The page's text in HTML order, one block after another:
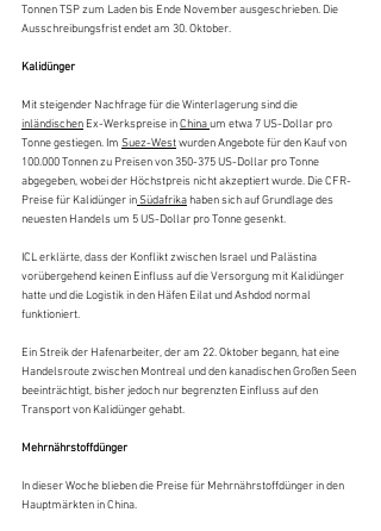
Tonnen TSP zum Laden bis Ende November ausgeschrieben. Die
Ausschreibungsfrist endet am 30. Oktober.
Kalidünger
Mit steigender Nachfrage für die Winterlagerung sind die
inländischen Ex-Werkspreise in China um etwa 7 US-Dollar pro
Tonne gestiegen. Im Suez-West wurden Angebote für den Kauf von
100.000 Tonnen zu Preisen von 350-375 US-Dollar pro Tonne
abgegeben, wobei der Höchstpreis nicht akzeptiert wurde. Die CFR-
Preise für Kalidünger in Südafrika haben sich auf Grundlage des
neuesten Handels um 5 US-Dollar pro Tonne gesenkt.
ICL erklärte, dass der Konflikt zwischen Israel und Palästina
vorübergehend keinen Einfluss auf die Versorgung mit Kalidünger
hatte und die Logistik in den Häfen Eilat und Ashdod normal
funktioniert.
Ein Streik der Hafenarbeiter, der am 22. Oktober begann, hat eine
Handelsroute zwischen Montreal und den kanadischen Großen Seen
beeinträchtigt, bisher jedoch nur begrenzten Einfluss auf den
Transport von Kalidünger gehabt.
Mehrnährstoffdünger
In dieser Woche blieben die Preise für Mehrnährstoffdünger in den
Hauptmärkten in China.